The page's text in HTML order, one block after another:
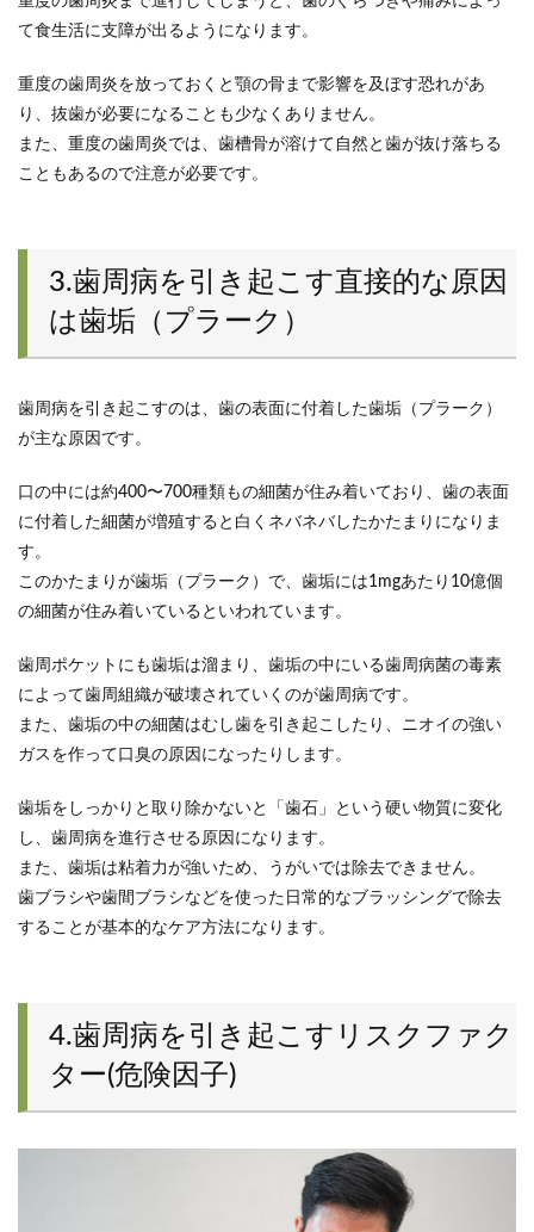
て食生活に支障が出るようになります。
重度の歯周炎を放っておくと顎の骨まで影響を及ぼす恐れがあ
り、抜歯が必要になることも少なくありません。
また、重度の歯周炎では、歯槽骨が溶けて自然と歯が抜け落ちる
こともあるので注意が必要です。
3.歯周病を引き起こす直接的な原因
は歯垢（プラーク）
歯周病を引き起こすのは、歯の表面に付着した歯垢（プラーク）
が主な原因です。
口の中には約400〜700種類もの細菌が住み着いており、歯の表面
に付着した細菌が増殖すると白くネバネバしたかたまりになりま
す。
このかたまりが歯垢（プラーク）で、歯垢には1mgあたり10億個
の細菌が住み着いているといわれています。
歯周ポケットにも歯垢は溜まり、歯垢の中にいる歯周病菌の毒素
によって歯周組織が破壊されていくのが歯周病です。
また、歯垢の中の細菌はむし歯を引き起こしたり、ニオイの強い
ガスを作って口臭の原因になったりします。
歯垢をしっかりと取り除かないと「歯石」という硬い物質に変化
し、歯周病を進行させる原因になります。
また、歯垢は粘着力が強いため、うがいでは除去できません。
歯ブラシや歯間ブラシなどを使った日常的なブラッシングで除去
することが基本的なケア方法になります。
4.歯周病を引き起こすリスクファク
ター(危険因子)